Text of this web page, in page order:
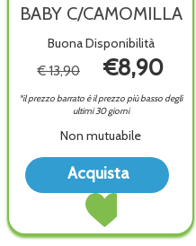
BABY C/CAMOMILLA
Buona Disponibilità
€ 13,90 €8,90
*il prezzo barrato è il prezzo più basso degli
ultimi 30 giorni
Non mutuabile
Acquista
Acquista ISOMAR
BABY